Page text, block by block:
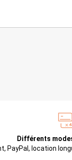
Différents
PayPal, location